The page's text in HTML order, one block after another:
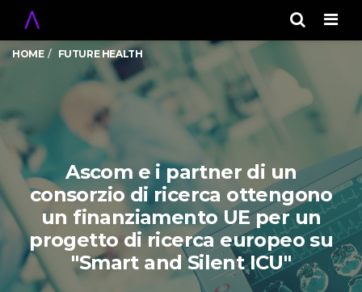
HOME FUTURE HEALTH
Ascom e i partner di un
consorzio di ricerca ottengono
un finanziamento UE per un
progetto di ricerca europeo su
"Smart and Silent ICU"